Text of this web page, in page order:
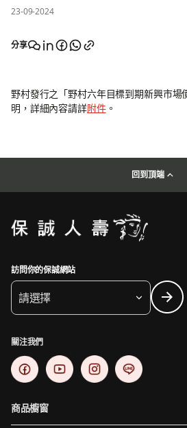
23-09-2024
分享
野村發行之「野村六年目標到期新興市場
明，詳細內容請詳附件。
回到頂端
訪問你的保誠網站
請選擇
關注我們
商品櫥窗